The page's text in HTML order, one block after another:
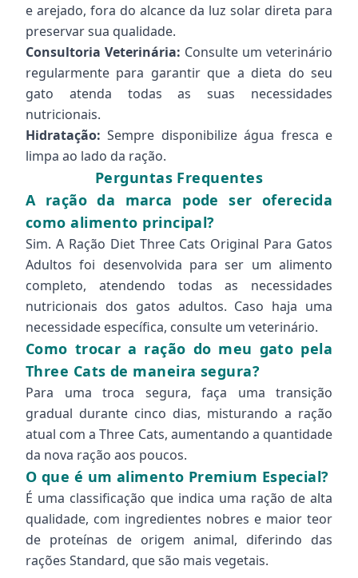
e arejado, fora do alcance da luz solar direta para
preservar sua qualidade.
Consultoria Veterinária: Consulte um veterinário
regularmente para garantir que a dieta do seu
gato atenda todas as suas necessidades
nutricionais.
Hidratação: Sempre disponibilize água fresca e
limpa ao lado da ração.
Perguntas Frequentes
A ração da marca pode ser oferecida
como alimento principal?
Sim. A Ração Diet Three Cats Original Para Gatos
Adultos foi desenvolvida para ser um alimento
completo, atendendo todas as necessidades
nutricionais dos gatos adultos. Caso haja uma
necessidade específica, consulte um veterinário.
Como trocar a ração do meu gato pela
Three Cats de maneira segura?
Para uma troca segura, faça uma transição
gradual durante cinco dias, misturando a ração
atual com a Three Cats, aumentando a quantidade
da nova ração aos poucos.
O que é um alimento Premium Especial?
É uma classificação que indica uma ração de alta
qualidade, com ingredientes nobres e maior teor
de proteínas de origem animal, diferindo das
rações Standard, que são mais vegetais.